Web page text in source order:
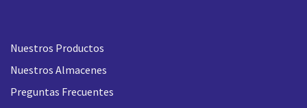
Nuestros Productos
Nuestros Almacenes
Preguntas Frecuentes